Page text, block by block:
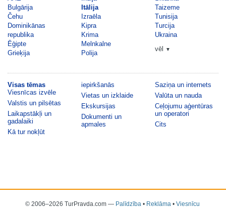
Bulgārija
Čehu
Dominikānas
republika
Ēģipte
Grieķija
Itālija
Izraēla
Kipra
Krima
Melnkalne
Polija
Taizeme
Tunisija
Turcija
Ukraina
vēl
▼
Visas tēmas
Viesnīcas izvēle
Valstis un pilsētas
Laikapstākļi un
gadalaiki
Kā tur nokļūt
iepirkšanās
Vietas un izklaide
Ekskursijas
Dokumenti un
apmales
Saziņa un internets
Valūta un nauda
Ceļojumu aģentūras
un operatori
Cits
© 2006–2026 TurPravda.com — Palīdzība • Reklāma • Viesnīcu